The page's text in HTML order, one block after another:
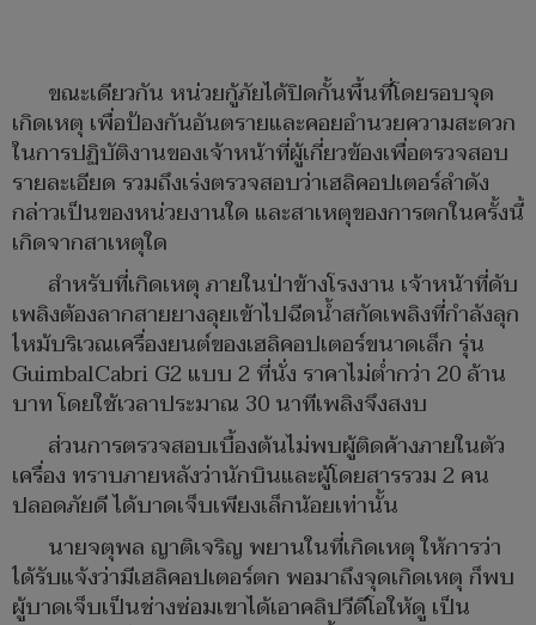
ขณะเดียวกัน หน่วยกู้ภัยได้ปิดกั้นพื้นที่โดยรอบจุด
เกิดเหตุ เพื่อป้องกันอันตรายและคอยอำนวยความสะดวก
ในการปฏิบัติงานของเจ้าหน้าที่ผู้เกี่ยวข้องเพื่อตรวจสอบ
รายละเอียด รวมถึงเร่งตรวจสอบว่าเฮลิคอปเตอร์ลำดัง
กล่าวเป็นของหน่วยงานใด และสาเหตุของการตกในครั้งนี้
เกิดจากสาเหตุใด
สำหรับที่เกิดเหตุ ภายในป่าข้างโรงงาน เจ้าหน้าที่ดับ
เพลิงต้องลากสายยางลุยเข้าไปฉีดน้ำสกัดเพลิงที่กำลังลุก
ไหม้บริเวณเครื่องยนต์ของเฮลิคอปเตอร์ขนาดเล็ก รุ่น
GuimbalCabri G2 แบบ 2 ที่นั่ง ราคาไม่ต่ำกว่า 20 ล้าน
บาท โดยใช้เวลาประมาณ 30 นาทีเพลิงจึงสงบ
ส่วนการตรวจสอบเบื้องต้นไม่พบผู้ติดค้างภายในตัว
เครื่อง ทราบภายหลังว่านักบินและผู้โดยสารรวม 2 คน
ปลอดภัยดี ได้บาดเจ็บเพียงเล็กน้อยเท่านั้น
นายจตุพล ญาติเจริญ พยานในที่เกิดเหตุ ให้การว่า
ได้รับแจ้งว่ามีเฮลิคอปเตอร์ตก พอมาถึงจุดเกิดเหตุ ก็พบ
ผู้บาดเจ็บเป็นช่างซ่อมเขาได้เอาคลิปวีดีโอให้ดู เป็น